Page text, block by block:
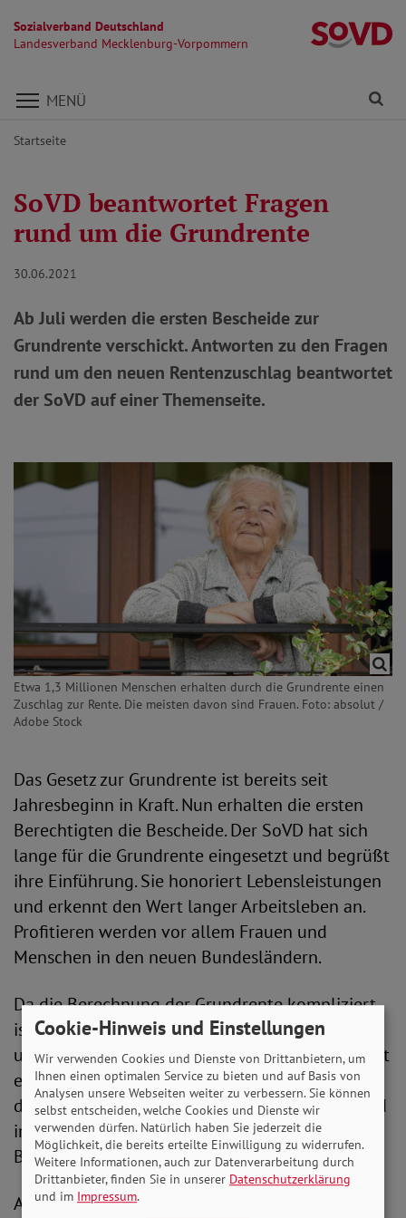
Sozialverband Deutschland
Landesverband Mecklenburg-Vorpommern
Direkt zu den Inhalten springen
MENÜ
Startseite
SoVD beantwortet Fragen
rund um die Grundrente
30.06.2021
Ab Juli werden die ersten Bescheide zur
Grundrente verschickt. Antworten zu den Fragen
rund um den neuen Rentenzuschlag beantwortet
der SoVD auf einer Themenseite.
Etwa 1,3 Millionen Menschen erhalten durch die Grundrente einen
Zuschlag zur Rente. Die meisten davon sind Frauen. Foto: absolut /
Adobe Stock
Das Gesetz zur Grundrente ist bereits seit
Jahresbeginn in Kraft. Nun erhalten die ersten
Berechtigten die Bescheide. Der SoVD hat sich
lange für die Grundrente eingesetzt und begrüßt
ihre Einführung. Sie honoriert Lebensleistungen
und erkennt den Wert langer Arbeitsleben an.
Profitieren werden vor allem Frauen und
Menschen in den neuen Bundesländern.
Da die Berechnung der Grundrente kompliziert
ist, hat der SoVD auf einer Themenseite Fragen
und Antworten zum Thema gesammelt. Dort gibt
es unterem anderem Informationen
darüber, welche Zeiten angerechnet werden und
in welcher Form Zeiten der Kindererziehung
Berücksichtigung finden.
Außerdem wird mit Beispielen erklärt, wie sich
Cookie-Hinweis und Einstellungen
Wir verwenden Cookies und Dienste von Drittanbietern, um
Ihnen einen optimalen Service zu bieten und auf Basis von
Analysen unsere Webseiten weiter zu verbessern. Sie können
selbst entscheiden, welche Cookies und Dienste wir
verwenden dürfen. Natürlich haben Sie jederzeit die
Möglichkeit, die bereits erteilte Einwilligung zu widerrufen.
Weitere Informationen, auch zur Datenverarbeitung durch
Drittanbieter, finden Sie in unserer Datenschutzerklärung
und im Impressum.